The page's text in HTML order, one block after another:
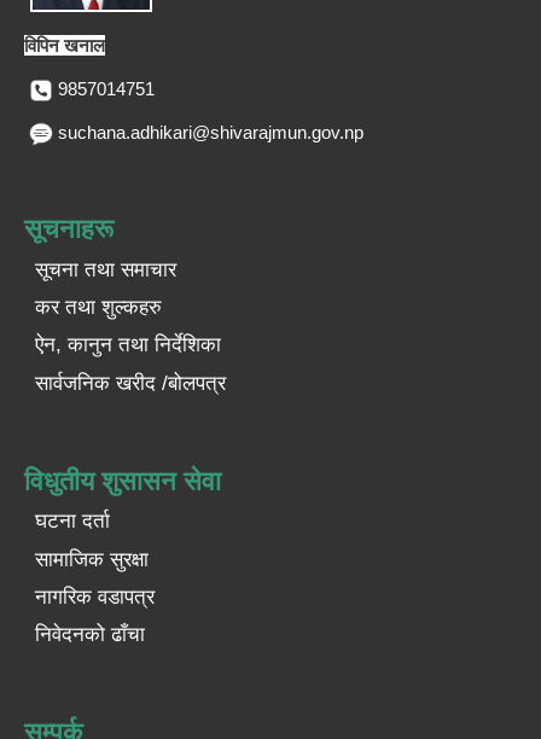
विपिन खनाल
9857014751
suchana.adhikari@shivarajmun.gov.np
सूचनाहरू
सूचना तथा समाचार
कर तथा शुल्कहरु
ऐन, कानुन तथा निर्देशिका
सार्वजनिक खरीद /बोलपत्र
विधुतीय शुसासन सेवा
घटना दर्ता
सामाजिक सुरक्षा
नागरिक वडापत्र
निवेदनको ढाँचा
सम्पर्क